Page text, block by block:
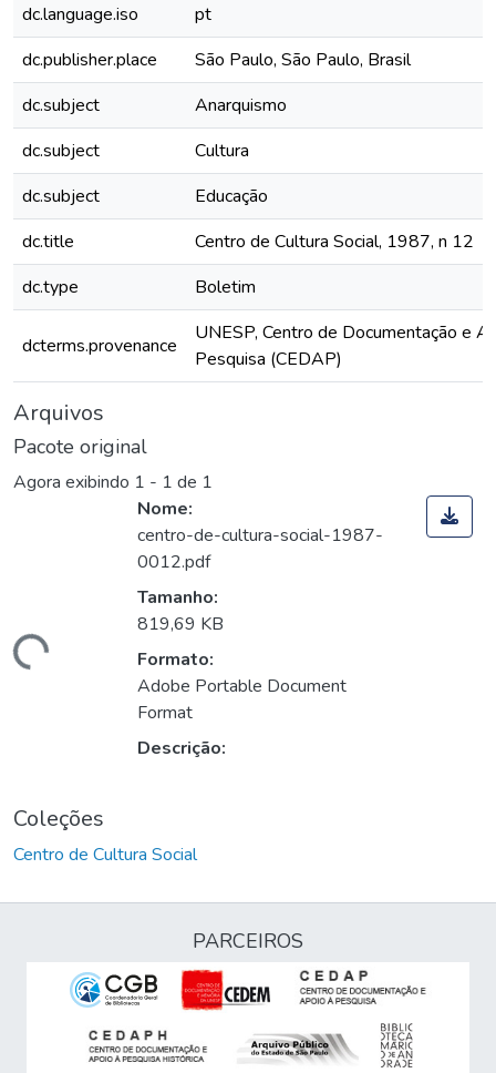
dc.language.iso
pt
dc.publisher.place
São Paulo, São Paulo, Brasil
dc.subject
Anarquismo
dc.subject
Cultura
dc.subject
Educação
dc.title
Centro de Cultura Social, 1987, n 12
dc.type
Boletim
dcterms.provenance
UNESP, Centro de Documentação e
Pesquisa (CEDAP)
Arquivos
Pacote original
Agora exibindo 1 - 1 de 1
Nome:
centro-de-cultura-social-1987-
0012.pdf
Tamanho:
819,69 KB
Formato:
Adobe Portable Document
Format
Descrição:
Coleções
Centro de Cultura Social
PARCEIROS